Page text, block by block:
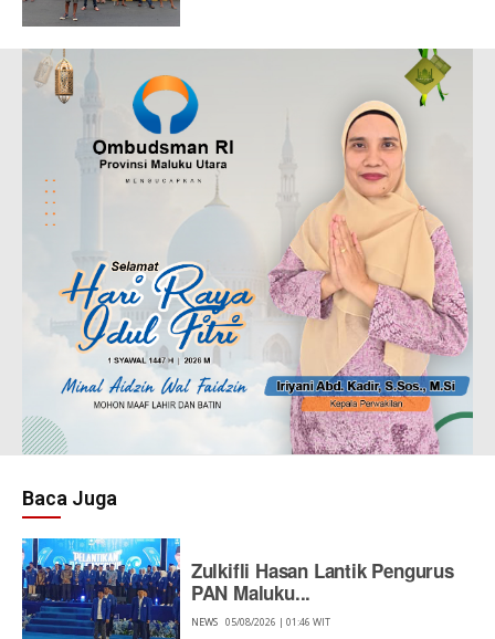
Baca Juga
Zulkifli Hasan Lantik Pengurus
PAN Maluku...
NEWS 05/08/2026 | 01:46 WIT